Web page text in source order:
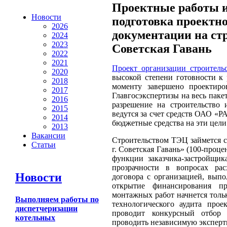
Новости
2026
2024
2023
2022
2021
2020
2018
2017
2016
2015
2014
2013
Вакансии
Статьи
Новости
Выполняем работы по
диспетчеризации
котельных
Проектные работы
подготовка
документации на
Советская Гавань
Проект организации
высокой степени готовности
моменту завершено
Главгосэкспертизы на весь
разрешение на
ведутся за счет средств ОАО
бюджетные средства на эти
Строительством ТЭЦ займется
г. Советская Гавань» (100-
функции заказчика-
прозрачности в вопросах
договора с организацией,
открытие финансирования
монтажных работ начнется
технологического аудита
проводит конкурсный отбор
проводить независимую